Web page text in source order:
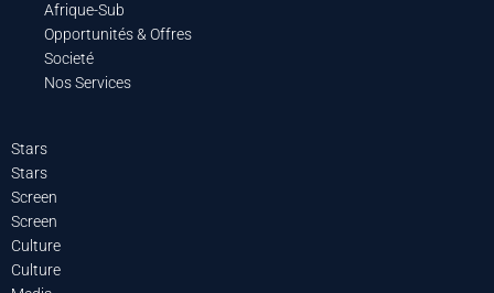
Afrique-Sub
Opportunités & Offres
Societé
Nos Services
Stars
Stars
Screen
Screen
Culture
Culture